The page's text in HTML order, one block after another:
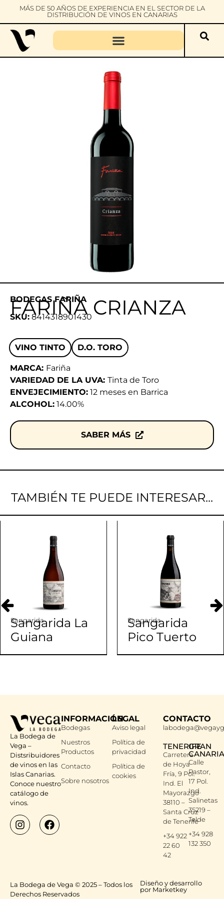
MÁS DE 50 AÑOS DE EXPERIENCIA EN EL SECTOR DE LA
DISTRIBUCIÓN DE VINOS EN CANARIAS
BODEGAS FARIÑA
FARIÑA CRIANZA
SKU: 8414318901430
VINO TINTO D.O. TORO
MARCA: Fariña
VARIEDAD DE LA UVA: Tinta de Toro
ENVEJECIMIENTO: 12 meses en Barrica
ALCOHOL: 14.00%
SABER MÁS
TAMBIÉN TE PUEDE INTERESAR...
Sangarida
Sangarida La
Guiana
Sangarida
Sangarida
Pico Tuerto
La Bodega de
Vega –
Distsribuidores
de vinos en las
Islas Canarias.
Conoce nuestro
catálogo de
vinos.
INFORMACIÓN
Bodegas
Nuestros
Productos
Contacto
Sobre nosotros
LEGAL
Aviso legal
Política de
privacidad
Política de
cookies
CONTACTO
TENERIFE
Carretera
de Hoya
Fría, 9 Pol.
Ind. El
Mayorazgo
38110 –
Santa Cruz
de Tenerife
+34 922
22 60
42
GRAN
CANARIA
Calle
Pastor,
17 Pol.
Ind.
Salinetas
35219 –
Telde
+34 928
132 350
La Bodega de Vega © 2025 – Todos los
Derechos Reservados
Diseño y desarrollo
por Marketkey